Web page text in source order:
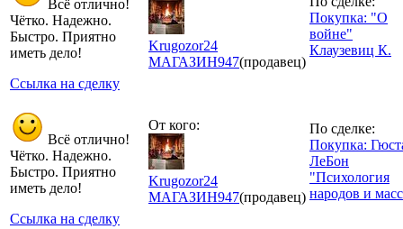
Всё отлично!
Чётко. Надежно.
Быстро. Приятно
иметь дело!
Ссылка на сделку
Krugozor24
МАГАЗИН947(продавец)
Покупка: "О
войне"
Клаузевиц К.
Всё отлично!
Чётко. Надежно.
Быстро. Приятно
иметь дело!
Ссылка на сделку
От кого:
Krugozor24
МАГАЗИН947(продавец)
По сделке:
Покупка:
ЛеБон
"Психология
народов и